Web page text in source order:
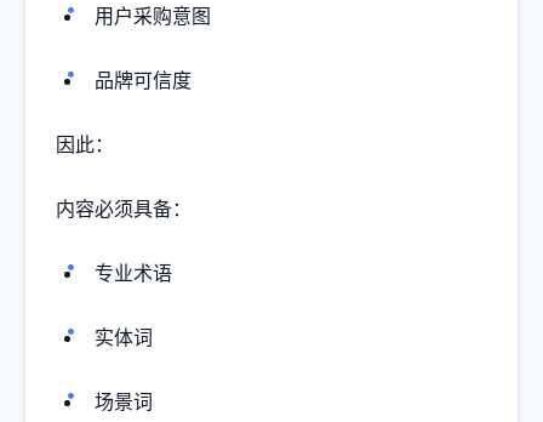
用户采购意图
品牌可信度
因此：
内容必须具备：
专业术语
实体词
场景词